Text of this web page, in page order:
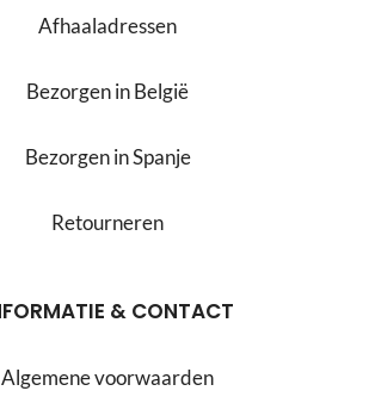
Afhaaladressen
Bezorgen in België
Bezorgen in Spanje
Retourneren
& CONTACT
Algemene voorwaarden